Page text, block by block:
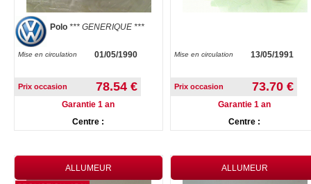
Polo *** GENERIQUE ***
Mise en circulation 01/05/1990
Prix occasion 78.54 €
Garantie 1 an
Centre :
Mise en circulation 13/05/1991
Prix occasion 73.70 €
Garantie 1 an
Centre :
ALLUMEUR ALLUMEUR